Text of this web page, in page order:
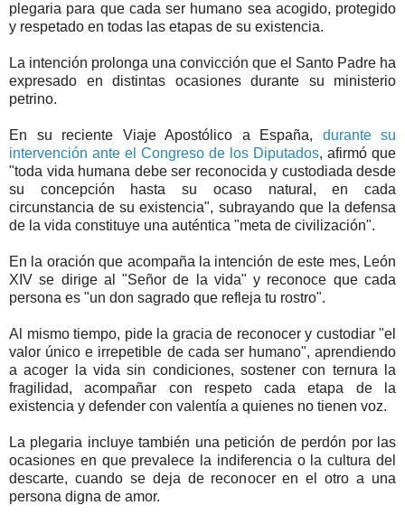
plegaria para que cada ser humano sea acogido, protegido
y respetado en todas las etapas de su existencia.
La intención prolonga una convicción que el Santo Padre ha
expresado en distintas ocasiones durante su ministerio
petrino.
En su reciente Viaje Apostólico a España, durante su
intervención ante el Congreso de los Diputados, afirmó que
"toda vida humana debe ser reconocida y custodiada desde
su concepción hasta su ocaso natural, en cada
circunstancia de su existencia", subrayando que la defensa
de la vida constituye una auténtica "meta de civilización".
En la oración que acompaña la intención de este mes, León
XIV se dirige al "Señor de la vida" y reconoce que cada
persona es "un don sagrado que refleja tu rostro".
Al mismo tiempo, pide la gracia de reconocer y custodiar "el
valor único e irrepetible de cada ser humano", aprendiendo
a acoger la vida sin condiciones, sostener con ternura la
fragilidad, acompañar con respeto cada etapa de la
existencia y defender con valentía a quienes no tienen voz.
La plegaria incluye también una petición de perdón por las
ocasiones en que prevalece la indiferencia o la cultura del
descarte, cuando se deja de reconocer en el otro a una
persona digna de amor.